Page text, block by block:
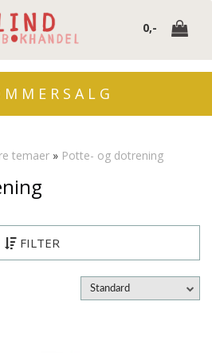
0,-
M M E R S A L G
temaer » Potte- og dotrening
FILTER
Standard